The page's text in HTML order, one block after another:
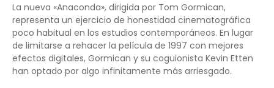
La nueva «Anaconda», dirigida por Tom Gormican,
representa un ejercicio de honestidad cinematográfica
poco habitual en los estudios contemporáneos. En lugar
de limitarse a rehacer la película de 1997 con mejores
efectos digitales, Gormican y su coguionista Kevin Etten
han optado por algo infinitamente más arriesgado.